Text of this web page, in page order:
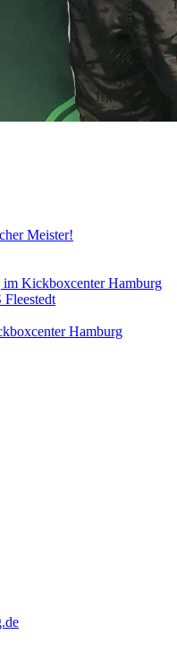
Meister!
Kickboxcenter Hamburg
Hamburg